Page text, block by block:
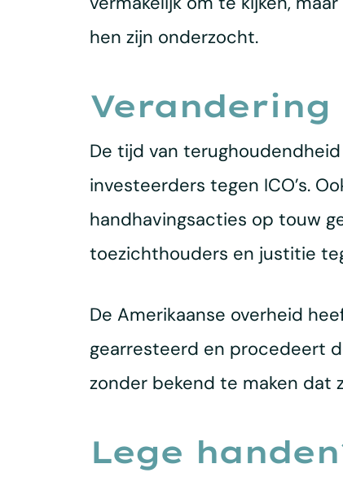
hen zijn onderzocht.
De tijd van
investeerders tegen ICO’s.
handhavingsacties op touw
toezichthouders en justitie
De Amerikaanse overheid
gearresteerd en procedeert
zonder bekend te maken dat
Lege